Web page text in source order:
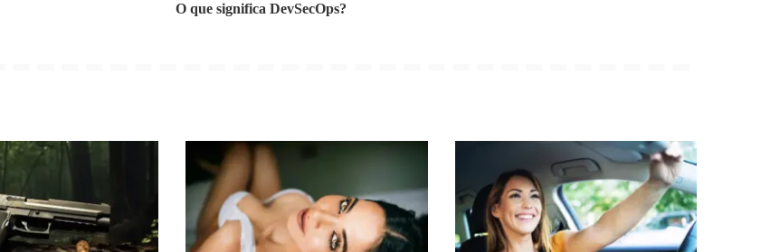
O que significa DevSecOps?